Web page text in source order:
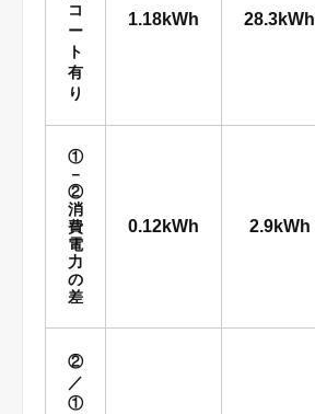
コ
ー
ト
有
り
1.18kWh 28.3kWh
①
－
②
消
費
電
力
の
差
0.12kWh 2.9kWh
②
／
①